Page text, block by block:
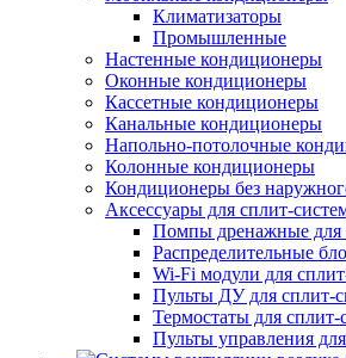
Климатизаторы
Промышленные
Настенные кондиционеры
Оконные кондиционеры
Кассетные кондиционеры
Канальные кондиционеры
Напольно-потолочные
Колонные кондиционеры
Кондиционеры без
Аксессуары для сплит-
Помпы дренажные для
Распределительные
Wi-Fi модули для
Пульты ДУ для сплит-
Термостаты для сплит-
Пульты управления